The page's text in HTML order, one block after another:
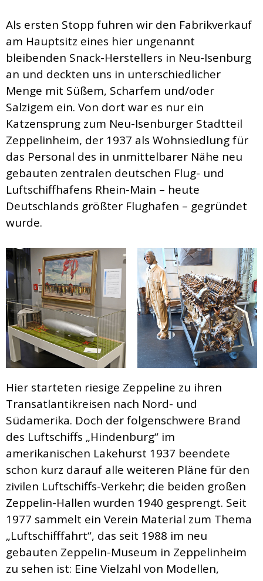
Als ersten Stopp fuhren wir den Fabrikverkauf
am Hauptsitz eines hier ungenannt
bleibenden Snack-Herstellers in Neu-Isenburg
an und deckten uns in unterschiedlicher
Menge mit Süßem, Scharfem und/oder
Salzigem ein. Von dort war es nur ein
Katzensprung zum Neu-Isenburger Stadtteil
Zeppelinheim, der 1937 als Wohnsiedlung für
das Personal des in unmittelbarer Nähe neu
gebauten zentralen deutschen Flug- und
Luftschiffhafens Rhein-Main – heute
Deutschlands größter Flughafen – gegründet
wurde.
Hier starteten riesige Zeppeline zu ihren
Transatlantikreisen nach Nord- und
Südamerika. Doch der folgenschwere Brand
des Luftschiffs „Hindenburg“ im
amerikanischen Lakehurst 1937 beendete
schon kurz darauf alle weiteren Pläne für den
zivilen Luftschiffs-Verkehr; die beiden großen
Zeppelin-Hallen wurden 1940 gesprengt. Seit
1977 sammelt ein Verein Material zum Thema
„Luftschifffahrt“, das seit 1988 im neu
gebauten Zeppelin-Museum in Zeppelinheim
zu sehen ist: Eine Vielzahl von Modellen,